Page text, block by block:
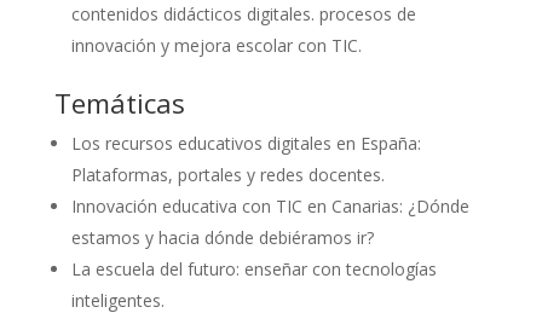
contenidos didácticos digitales. procesos de
innovación y mejora escolar con TIC.
Temáticas
Los recursos educativos digitales en España:
Plataformas, portales y redes docentes.
Innovación educativa con TIC en Canarias: ¿Dónde
estamos y hacia dónde debiéramos ir?
La escuela del futuro: enseñar con tecnologías
inteligentes.